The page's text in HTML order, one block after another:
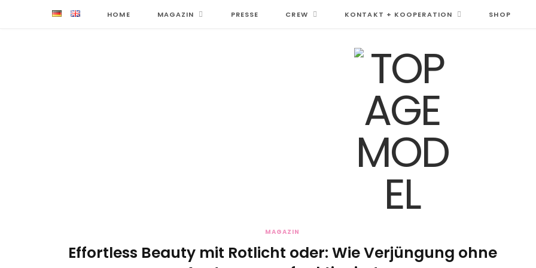
HOME MAGAZIN PRESSE CREW KONTAKT + KOOPERATION SHOP
MAGAZIN
Effortless Beauty mit Rotlicht oder: Wie Verjüngung ohne